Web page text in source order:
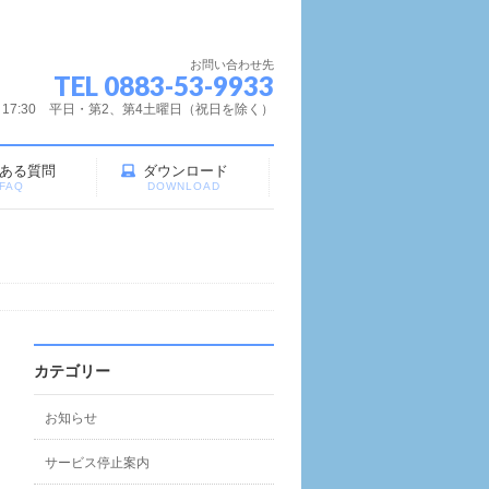
お問い合わせ先
TEL 0883-53-9933
平日・第2、第4土曜日（祝日を除く）
る質問
FAQ
ダウンロード
DOWNLOAD
カテゴリー
お知らせ
サービス停止案内